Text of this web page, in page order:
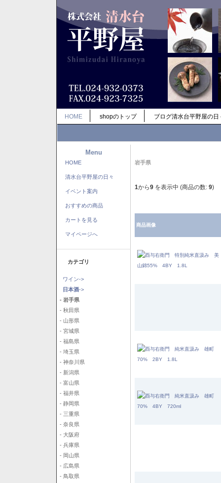
HOME shopのトップ ブログ清水台平野屋の日
Menu
HOME
清水台平野屋の日々
イベント案内
おすすめの商品
カートを見る
マイページへ
カテゴリ
ワイン->
日本酒->
- 岩手県
- 秋田県
- 山形県
- 宮城県
- 福島県
- 埼玉県
- 神奈川県
- 新潟県
- 富山県
- 福井県
- 静岡県
- 三重県
- 奈良県
- 大阪府
- 兵庫県
- 岡山県
- 広島県
- 鳥取県
岩手県
1から9 を表示中 (商品の数: 9)
商品画像